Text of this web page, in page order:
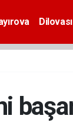
Dilovası